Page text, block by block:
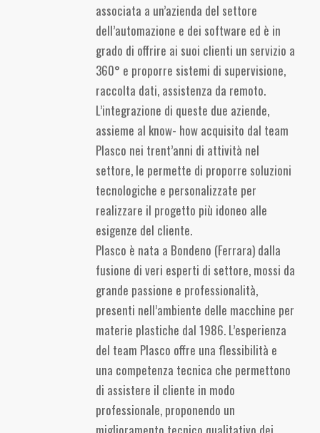
associata a un’azienda del settore
dell’automazione e dei software ed è in
grado di offrire ai suoi clienti un servizio a
360° e proporre sistemi di supervisione,
raccolta dati, assistenza da remoto.
L’integrazione di queste due aziende,
assieme al know- how acquisito dal team
Plasco nei trent’anni di attività nel
settore, le permette di proporre soluzioni
tecnologiche e personalizzate per
realizzare il progetto più idoneo alle
esigenze del cliente.
Plasco è nata a Bondeno (Ferrara) dalla
fusione di veri esperti di settore, mossi da
grande passione e professionalità,
presenti nell’ambiente delle macchine per
materie plastiche dal 1986. L’esperienza
del team Plasco offre una flessibilità e
una competenza tecnica che permettono
di assistere il cliente in modo
professionale, proponendo un